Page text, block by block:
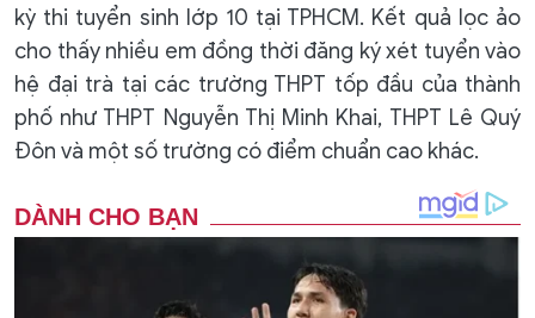
kỳ thi tuyển sinh lớp 10 tại TPHCM. Kết quả lọc ảo
cho thấy nhiều em đồng thời đăng ký xét tuyển vào
hệ đại trà tại các trường THPT tốp đầu của thành
phố như THPT Nguyễn Thị Minh Khai, THPT Lê Quý
Đôn và một số trường có điểm chuẩn cao khác.